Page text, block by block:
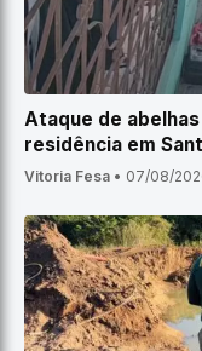
Ataque de
residência em
Vitoria Fesa • 07/08/